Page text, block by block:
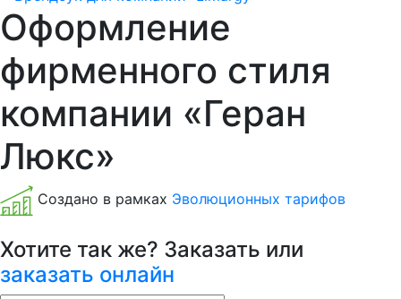
Оформление
фирменного стиля
компании «Геран
Люкс»
Создано в рамках Эволюционных тарифов
Хотите так же? Заказать или
заказать онлайн